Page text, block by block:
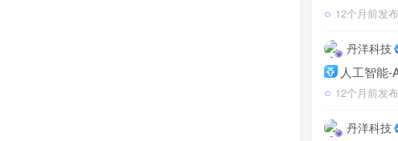
12个月前发布
丹洋科技
人工智能-
12个月前发布
丹洋科技